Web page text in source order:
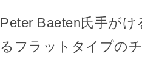
Peter Baeten氏手が
るフラットタイプの